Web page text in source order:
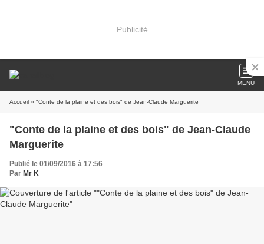
Publicité
MENU
Accueil » "Conte de la plaine et des bois" de Jean-Claude Marguerite
"Conte de la plaine et des bois" de Jean-Claude
Marguerite
Publié le 01/09/2016 à 17:56
Par Mr K